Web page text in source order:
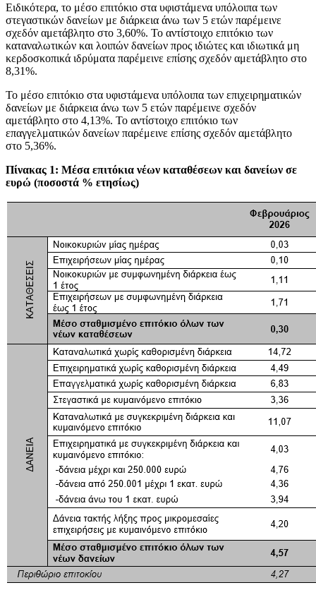
Ειδικότερα, το μέσο επιτόκιο στα υφιστάμενα υπόλοιπα των
στεγαστικών δανείων με διάρκεια άνω των 5 ετών παρέμεινε
σχεδόν αμετάβλητο στο 3,60%. Το αντίστοιχο επιτόκιο των
καταναλωτικών και λοιπών δανείων προς ιδιώτες και ιδιωτικά μη
κερδοσκοπικά ιδρύματα παρέμεινε επίσης σχεδόν αμετάβλητο στο
8,31%.
Το μέσο επιτόκιο στα υφιστάμενα υπόλοιπα των επιχειρηματικών
δανείων με διάρκεια άνω των 5 ετών παρέμεινε σχεδόν
αμετάβλητο στο 4,13%. Το αντίστοιχο επιτόκιο των
επαγγελματικών δανείων παρέμεινε επίσης σχεδόν αμετάβλητο
στο 5,36%.
Πίνακας 1: Μέσα επιτόκια νέων καταθέσεων και δανείων σε
ευρώ (ποσοστά % ετησίως)